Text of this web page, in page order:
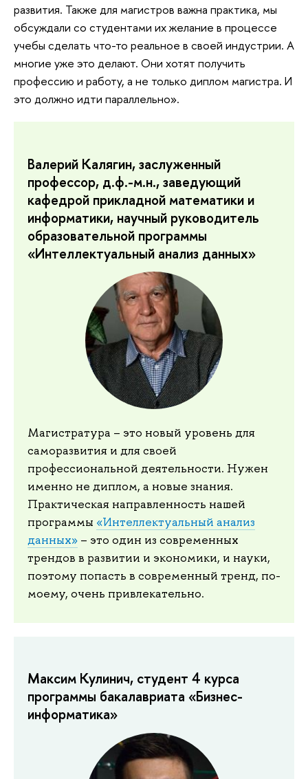
развития. Также для магистров важна практика, мы
обсуждали со студентами их желание в процессе
учебы сделать что-то реальное в своей индустрии. А
многие уже это делают. Они хотят получить
профессию и работу, а не только диплом магистра. И
это должно идти параллельно».
Валерий Калягин, заслуженный
профессор, д.ф.-м.н., заведующий
кафедрой прикладной математики и
информатики, научный руководитель
образовательной программы
«Интеллектуальный анализ данных»
Магистратура – это новый уровень для
саморазвития и для своей
профессиональной деятельности. Нужен
именно не диплом, а новые знания.
Практическая направленность нашей
программы «Интеллектуальный анализ
данных» – это один из современных
трендов в развитии и экономики, и науки,
поэтому попасть в современный тренд, по-
моему, очень привлекательно.
Максим Кулинич, студент 4 курса
программы бакалавриата «Бизнес-
информатика»